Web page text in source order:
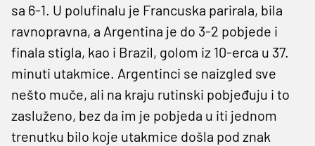
sa 6-1. U polufinalu je Francuska parirala, bila
ravnopravna, a Argentina je do 3-2 pobjede i
finala stigla, kao i Brazil, golom iz 10-erca u 37.
minuti utakmice. Argentinci se naizgled sve
nešto muče, ali na kraju rutinski pobjeđuju i to
zasluženo, bez da im je pobjeda u iti jednom
trenutku bilo koje utakmice došla pod znak